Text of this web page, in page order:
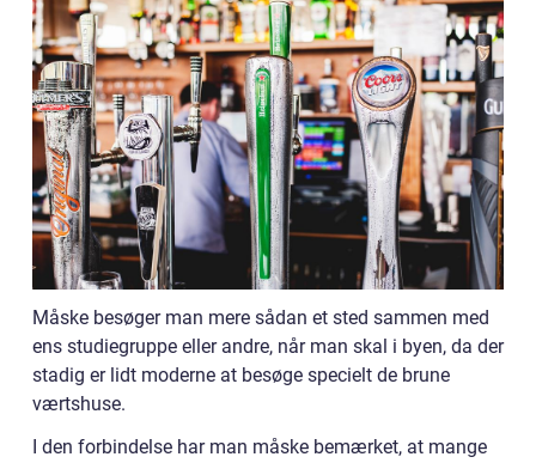
Måske besøger man mere sådan et sted sammen med
ens studiegruppe eller andre, når man skal i byen, da der
stadig er lidt moderne at besøge specielt de brune
værtshuse.
I den forbindelse har man måske bemærket, at mange